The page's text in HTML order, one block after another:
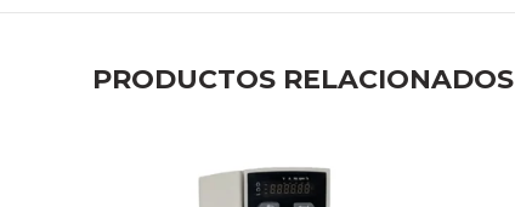
PRODUCTOS RELACIONADOS